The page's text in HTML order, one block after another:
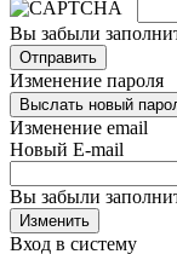
Вы забыли
Отправить
Изменение пароля
Выслать новый
Изменение email
Новый E-mail
Вы забыли
Изменить
Вход в систему